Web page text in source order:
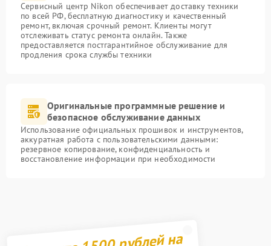
Сервисный центр Nikon обеспечивает доставку техники
по всей РФ, бесплатную диагностику и качественный
ремонт, включая срочный ремонт. Клиенты могут
отслеживать статус ремонта онлайн. Также
предоставляется постгарантийное обслуживание для
продления срока службы техники
Оригинальные программные решение и
безопасное обслуживание данных
Использование официальных прошивок и инструментов,
аккуратная работа с пользовательскими данными:
резервное копирование, конфиденциальность и
восстановление информации при необходимости